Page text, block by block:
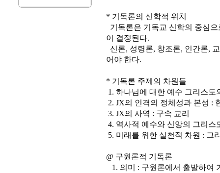
* 기독론의 신학적 위치
기독론은 기독교 신학의 중심
이 결정된다.
신론, 성령론, 창조론, 인간론,
어야 한다.
* 기독론 주제의 차원들
1. 하나님에 대한 예수 그리스
2. JX의 인격의 정체성과 본성 :
3. JX의 사역 : 구속 교리
4. 역사적 예수와 신앙의 그리스
5. 미래를 위한 실천적 차원 : 그
@ 구원론적 기독론
1. 의미 : 구원론에서 출발하여